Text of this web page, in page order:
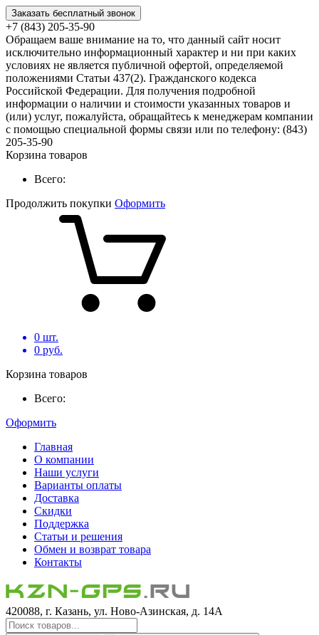
Заказать бесплатный звонок
+7 (843) 205-35-90
Обращаем ваше внимание на то, что данный сайт носит
исключительно информационный характер и ни при каких
условиях не является публичной офертой, определяемой
положениями Статьи 437(2). Гражданского кодекса
Российской Федерации. Для получения подробной
информации о наличии и стоимости указанных товаров и
(или) услуг, пожалуйста, обращайтесь к менеджерам компании
с помощью специальной формы связи или по телефону: (843)
205-35-90
Корзина товаров
Всего:
Продолжить покупки Оформить
0 шт.
0 руб.
Корзина товаров
Всего:
Оформить
Главная
О компании
Наши услуги
Варианты оплаты
Доставка
Скидки
Поддержка
Статьи и решения
Обмен и возврат товара
Контакты
420088, г. Казань, ул. Ново-Азинская, д. 14А